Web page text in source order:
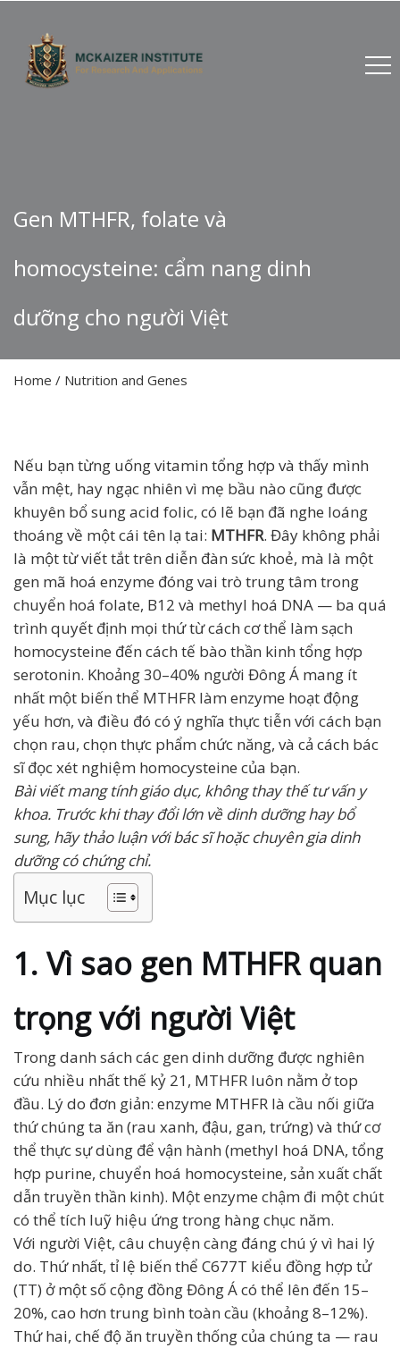
Gen MTHFR, folate và
homocysteine: cẩm nang dinh
dưỡng cho người Việt
Home / Nutrition and Genes
Nếu bạn từng uống vitamin tổng hợp và thấy mình
vẫn mệt, hay ngạc nhiên vì mẹ bầu nào cũng được
khuyên bổ sung acid folic, có lẽ bạn đã nghe loáng
thoáng về một cái tên lạ tai: MTHFR. Đây không phải
là một từ viết tắt trên diễn đàn sức khoẻ, mà là một
gen mã hoá enzyme đóng vai trò trung tâm trong
chuyển hoá folate, B12 và methyl hoá DNA — ba quá
trình quyết định mọi thứ từ cách cơ thể làm sạch
homocysteine đến cách tế bào thần kinh tổng hợp
serotonin. Khoảng 30–40% người Đông Á mang ít
nhất một biến thể MTHFR làm enzyme hoạt động
yếu hơn, và điều đó có ý nghĩa thực tiễn với cách bạn
chọn rau, chọn thực phẩm chức năng, và cả cách bác
sĩ đọc xét nghiệm homocysteine của bạn.
Bài viết mang tính giáo dục, không thay thế tư vấn y
khoa. Trước khi thay đổi lớn về dinh dưỡng hay bổ
sung, hãy thảo luận với bác sĩ hoặc chuyên gia dinh
dưỡng có chứng chỉ.
Mục lục
1. Vì sao gen MTHFR quan
trọng với người Việt
Trong danh sách các gen dinh dưỡng được nghiên
cứu nhiều nhất thế kỷ 21, MTHFR luôn nằm ở top
đầu. Lý do đơn giản: enzyme MTHFR là cầu nối giữa
thứ chúng ta ăn (rau xanh, đậu, gan, trứng) và thứ cơ
thể thực sự dùng để vận hành (methyl hoá DNA, tổng
hợp purine, chuyển hoá homocysteine, sản xuất chất
dẫn truyền thần kinh). Một enzyme chậm đi một chút
có thể tích luỹ hiệu ứng trong hàng chục năm.
Với người Việt, câu chuyện càng đáng chú ý vì hai lý
do. Thứ nhất, tỉ lệ biến thể C677T kiểu đồng hợp tử
(TT) ở một số cộng đồng Đông Á có thể lên đến 15–
20%, cao hơn trung bình toàn cầu (khoảng 8–12%).
Thứ hai, chế độ ăn truyền thống của chúng ta — rau